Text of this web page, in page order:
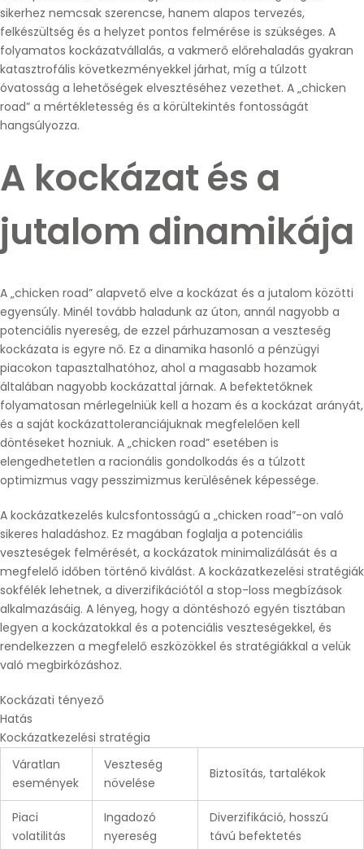
sikerhez nemcsak szerencse, hanem alapos tervezés,
felkészültség és a helyzet pontos felmérése is szükséges. A
folyamatos kockázatvállalás, a vakmerő előrehaladás gyakran
katasztrofális következményekkel járhat, míg a túlzott
óvatosság a lehetőségek elvesztéséhez vezethet. A „chicken
road” a mértékletesség és a körültekintés fontosságát
hangsúlyozza.
A kockázat és a
jutalom dinamikája
A „chicken road” alapvető elve a kockázat és a jutalom közötti
egyensúly. Minél tovább haladunk az úton, annál nagyobb a
potenciális nyereség, de ezzel párhuzamosan a veszteség
kockázata is egyre nő. Ez a dinamika hasonló a pénzügyi
piacokon tapasztalhatóhoz, ahol a magasabb hozamok
általában nagyobb kockázattal járnak. A befektetőknek
folyamatosan mérlegelniük kell a hozam és a kockázat arányát,
és a saját kockázattoleranciájuknak megfelelően kell
döntéseket hozniuk. A „chicken road” esetében is
elengedhetetlen a racionális gondolkodás és a túlzott
optimizmus vagy pesszimizmus kerülésének képessége.
A kockázatkezelés kulcsfontosságú a „chicken road”-on való
sikeres haladáshoz. Ez magában foglalja a potenciális
veszteségek felmérését, a kockázatok minimalizálását és a
megfelelő időben történő kiválást. A kockázatkezelési stratégiák
sokfélék lehetnek, a diverzifikációtól a stop-loss megbízások
alkalmazásáig. A lényeg, hogy a döntéshozó egyén tisztában
legyen a kockázatokkal és a potenciális veszteségekkel, és
rendelkezzen a megfelelő eszközökkel és stratégiákkal a velük
való megbirkózáshoz.
Kockázati tényező
Hatás
Kockázatkezelési stratégia
Váratlan
események
Veszteség
növelése
Biztosítás, tartalékok
Piaci
volatilitás
Ingadozó
nyereség
Diverzifikáció, hosszú
távú befektetés